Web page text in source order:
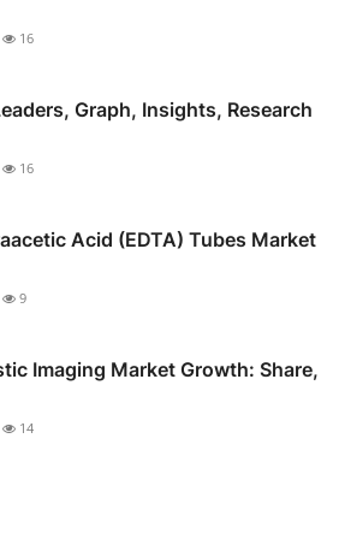
16
Graph, Insights, Research
16
Acid (EDTA) Tubes Market
9
Imaging Market Growth: Share,
14